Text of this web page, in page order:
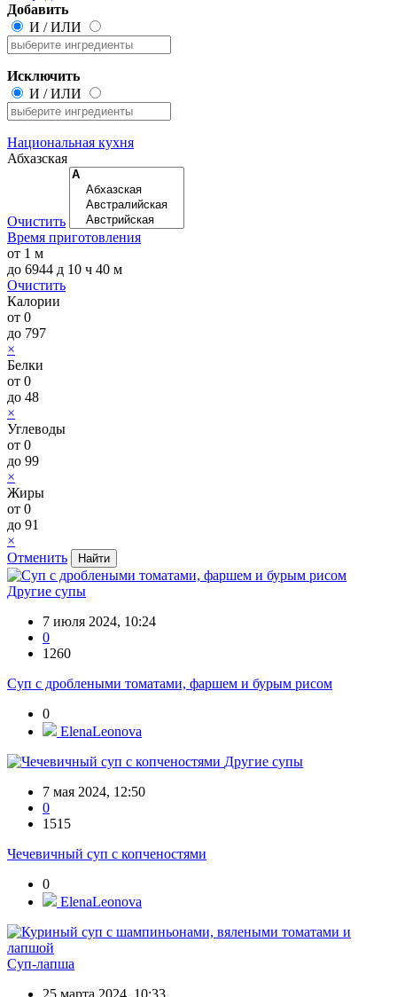
Добавить
И /ИЛИ
Исключить
И /ИЛИ
Национальная кухня
Абхазская
Очистить
Время приготовления
от 1 м
до 6944 д 10 ч 40 м
Очистить
Калории
от 0
до 797
×
Белки
от 0
до 48
×
Углеводы
от 0
до 99
×
Жиры
от 0
до 91
×
Отменить
Другие супы
7 июля 2024, 10:24
0
1260
Суп с дроблеными томатами, фаршем и бурым рисом
0
ElenaLeonova
Другие супы
7 мая 2024, 12:50
0
1515
Чечевичный суп с копченостями
0
ElenaLeonova
Суп-лапша
25 марта 2024, 10:33